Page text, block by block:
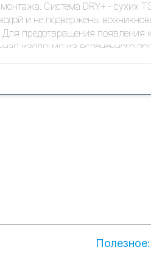
Система DRY+ - сухих
и не подвержены
предотвращения появления
изоляция из вспененного
обеспечивается
Полезное: